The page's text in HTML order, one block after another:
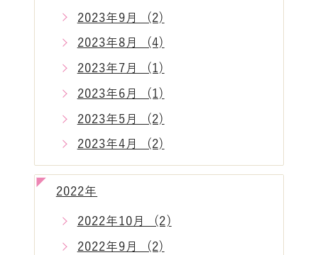
2023年9月 (2)
2023年8月 (4)
2023年7月 (1)
2023年6月 (1)
2023年5月 (2)
2023年4月 (2)
2022年
2022年10月 (2)
2022年9月 (2)